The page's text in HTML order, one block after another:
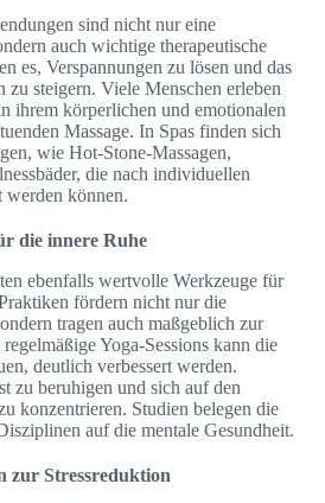
sind nicht nur eine
auch wichtige therapeutische
es, Verspannungen zu lösen und das
zu steigern. Viele Menschen erleben
ihrem körperlichen und emotionalen
Massage. In Spas finden sich
wie Hot-Stone-Massagen,
die nach individuellen
werden können.
die innere Ruhe
ebenfalls wertvolle Werkzeuge für
fördern nicht nur die
tragen auch maßgeblich zur
Yoga-Sessions kann die
deutlich verbessert werden.
zu beruhigen und sich auf den
konzentrieren. Studien belegen die
auf die mentale Gesundheit.
zur Stressreduktion